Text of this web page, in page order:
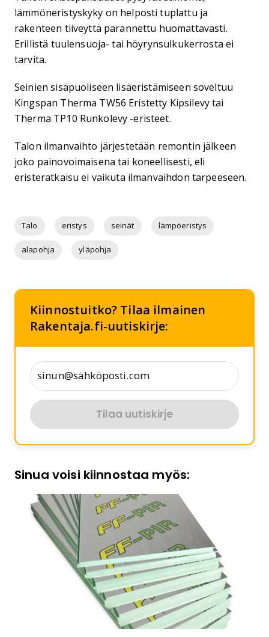
lämmöneristyskyky on helposti tuplattu ja
rakenteen tiiveyttä parannettu huomattavasti.
Erillistä tuulensuoja- tai höyrynsulkukerrosta ei
tarvita.
Seinien sisäpuoliseen lisäeristämiseen soveltuu
Kingspan Therma TW56 Eristetty Kipsilevy tai
Therma TP10 Runkolevy -eristeet.
Talon ilmanvaihto järjestetään remontin jälkeen
joko painovoimaisena tai koneellisesti, eli
eristeratkaisu ei vaikuta ilmanvaihdon tarpeeseen.
Talo eristys seinät lämpöeristys
alapohja yläpohja
Kiinnostuitko? Tilaa ilmainen
Rakentaja.fi-uutiskirje:
Tilaa uutiskirje
Sinua voisi kiinnostaa myös: